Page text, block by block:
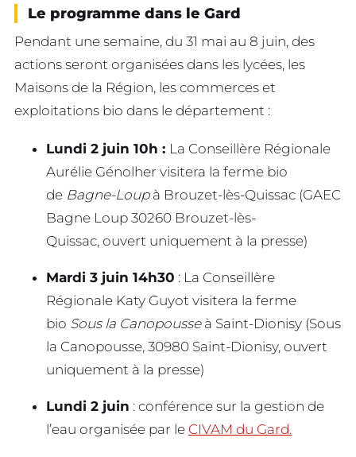
Le programme dans le Gard
Pendant une semaine, du 31 mai au 8 juin, des
actions seront organisées dans les lycées, les
Maisons de la Région, les commerces et
exploitations bio dans le département :
Lundi 2 juin 10h : La Conseillère Régionale
Aurélie Génolher visitera la ferme bio
de Bagne-Loupà Brouzet-lès-Quissac (GAEC
Bagne Loup 30260 Brouzet-lès-
Quissac, ouvert uniquement à la presse)
Mardi 3 juin 14h30 : La Conseillère
Régionale Katy Guyot visitera la ferme
bio Sous la Canopousseà Saint-Dionisy (Sous
la Canopousse, 30980 Saint-Dionisy, ouvert
uniquement à la presse)
Lundi 2 juin : conférence sur la gestion de
l’eau organisée par le CIVAM du Gard.